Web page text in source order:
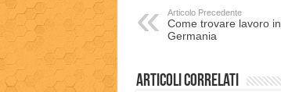
Articolo Precedente
Come trovare lavoro in
Germania
Articoli correlati